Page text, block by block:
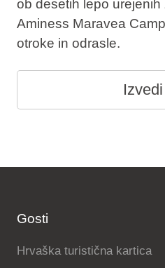
ob desetih lepo
Aminess Maravea
otroke in odrasle.
Gosti
Hrvaška turistična kartica